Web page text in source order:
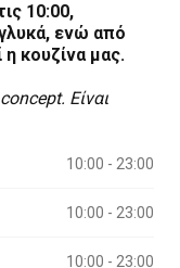
10:00,
ενώ από
η κουζίνα μας.
Είναι
10:00 - 23:00
10:00 - 23:00
10:00 - 23:00